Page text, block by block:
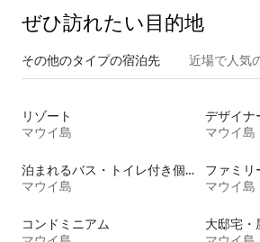
ぜひ訪⁠れ⁠た⁠い目⁠的⁠地
その他のタ⁠イ⁠プ⁠の宿⁠泊⁠先 近場で人気
リゾート
マウイ島
デザイナ
マウイ島
泊まれるバス・トイレ付き個室
マウイ島
ファミリ
マウイ島
コンドミニアム
大邸宅・